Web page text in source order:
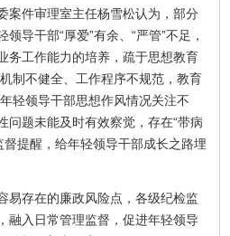
件审理室主任杨雪松认为，部分
导干部“厚爱”有余、“严管”不足，
务工作能力的培养，疏于思想教育
制不健全、工作程序不规范，教育
轻领导干部思想作风情况关注不
问题未能及时有效察觉，存在“带病
提醒，给年轻领导干部成长之路埋
存在的廉政风险点，各级纪检监
融入日常管理监督，促进年轻领导